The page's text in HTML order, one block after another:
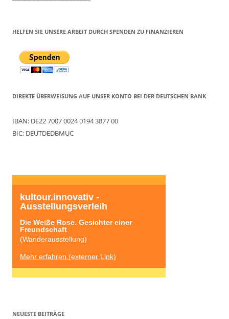
HELFEN SIE UNSERE ARBEIT DURCH SPENDEN ZU FINANZIEREN
DIREKTE ÜBERWEISUNG AUF UNSER KONTO BEI DER DEUTSCHEN BANK
IBAN: DE22 7007 0024 0194 3877 00
BIC: DEUTDEDBMUC
kultour.innovativ -
Ausstellungsverleih
Die Weiße Rose. Gesichter einer
Freundschaft
(Wanderausstellung)
Mehr erfahren (externer Link)
NEUESTE BEITRÄGE